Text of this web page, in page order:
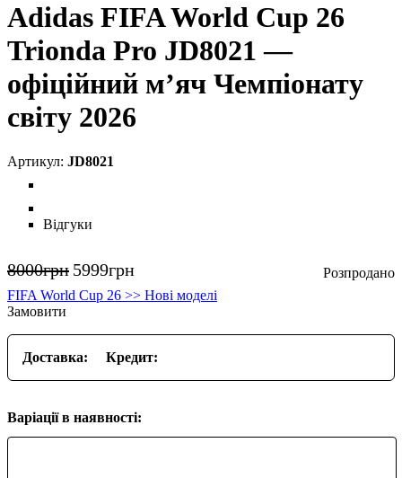
Adidas FIFA World Cup 26
Trionda Pro JD8021 —
офіційний м’яч Чемпіонату
світу 2026
JD8021
Відгуки
8000грн 5999грн
FIFA World Cup 26 >> Нові моделі
Замовити
Доставка: Кредит:
Варіації в наявності: